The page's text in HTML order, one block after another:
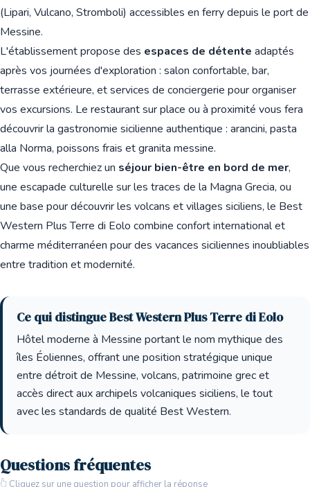
(Lipari, Vulcano, Stromboli) accessibles en ferry depuis le port de
Messine.
L'établissement propose des espaces de détente adaptés
après vos journées d'exploration : salon confortable, bar,
terrasse extérieure, et services de conciergerie pour organiser
vos excursions. Le restaurant sur place ou à proximité vous fera
découvrir la gastronomie sicilienne authentique : arancini, pasta
alla Norma, poissons frais et granita messine.
Que vous recherchiez un séjour bien-être en bord de mer,
une escapade culturelle sur les traces de la Magna Grecia, ou
une base pour découvrir les volcans et villages siciliens, le Best
Western Plus Terre di Eolo combine confort international et
charme méditerranéen pour des vacances siciliennes inoubliables
entre tradition et modernité.
Ce qui distingue Best Western Plus Terre di Eolo
Hôtel moderne à Messine portant le nom mythique des
îles Éoliennes, offrant une position stratégique unique
entre détroit de Messine, volcans, patrimoine grec et
accès direct aux archipels volcaniques siciliens, le tout
avec les standards de qualité Best Western.
Questions fréquentes
👆 Cliquez sur une question pour afficher la réponse